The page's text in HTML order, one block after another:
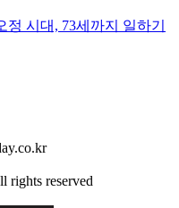
정 시대, 73세까지 일하기
rights reserved